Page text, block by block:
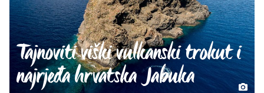
Tajnoviti viški vulkanski trokut i
najrjeđa hrvatska Jabuka